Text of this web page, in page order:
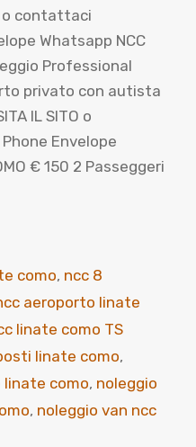
o contattaci
Whatsapp NCC
Professional
privato con autista
IL SITO o
Envelope
€ 150 2 Passeggeri
como, ncc 8
aeroporto linate
linate como TS
linate como,
linate como, noleggio
, noleggio van ncc